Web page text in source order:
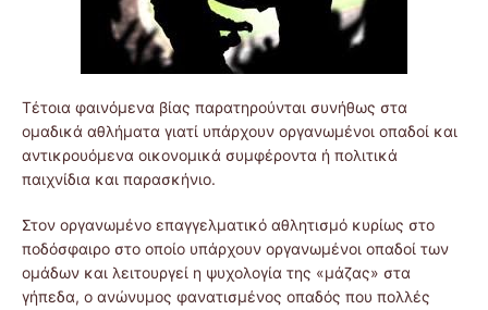
Τέτοια φαινόμενα βίας παρατηρούνται συνήθως στα
ομαδικά αθλήματα γιατί υπάρχουν οργανωμένοι οπαδοί και
αντικρουόμενα οικονομικά συμφέροντα ή πολιτικά
παιχνίδια και παρασκήνιο.
Στον οργανωμένο επαγγελματικό αθλητισμό κυρίως στο
ποδόσφαιρο στο οποίο υπάρχουν οργανωμένοι οπαδοί των
ομάδων και λειτουργεί η ψυχολογία της «μάζας» στα
γήπεδα, ο ανώνυμος φανατισμένος οπαδός που πολλές